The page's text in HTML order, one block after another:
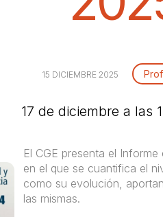
15 DICIEMBRE 2025
17 de diciembre a las
El CGE presenta el
en el que se cuantifica el
como su evolución,
las mismas.